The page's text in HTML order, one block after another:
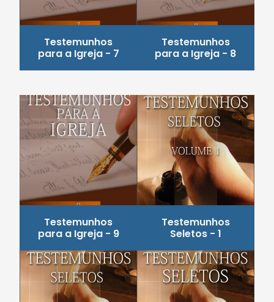
Testemunhos
para a Igreja - 7
Testemunhos
para a Igreja - 8
Testemunhos
para a Igreja - 9
Testemunhos
Seletos - 1